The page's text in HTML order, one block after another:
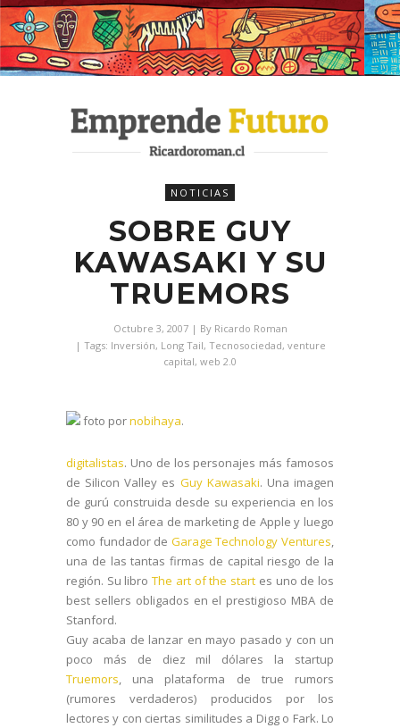
NOTICIAS
SOBRE GUY
KAWASAKI Y SU
TRUEMORS
Octubre 3, 2007 | By Ricardo Roman
| Tags: Inversión, Long Tail, Tecnosociedad, venture
capital, web 2.0
foto pornobihaya.
digitalistas. Uno de los personajes más famosos
de Silicon Valley es Guy Kawasaki. Una imagen
de gurú construida desde su experiencia en los
80 y 90 en el área de marketing de Apple y luego
como fundador de Garage Technology Ventures,
una de las tantas firmas de capital riesgo de la
región. Su libroThe art of the start es uno de los
best sellers obligados en el prestigioso MBA de
Stanford.
Guy acaba de lanzar en mayo pasado y con un
poco más de diez mil dólares la startup
Truemors, una plataforma de true rumors
(rumores verdaderos) producidos por los
lectores y con ciertas similitudes a Digg o Fark. Lo